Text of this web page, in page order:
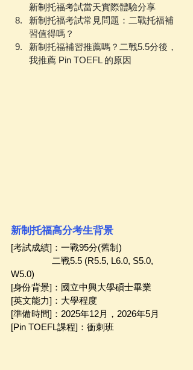
新制托福考試當天實際體驗分享
新制托福考試常見問題：二戰托福補
習值得嗎？
新制托福補習推薦嗎？二戰5.5分後，
我推薦 Pin TOEFL 的原因
新制托福高分考生背景
[考試成績]：一戰95分(舊制)
二戰5.5 (R5.5, L6.0, S5.0,
W5.0)
[身份背景]：國立中興大學碩士畢業
[英文能力]：大學程度
[準備時間]：2025年12月，2026年5月
[Pin TOEFL課程]：衝刺班